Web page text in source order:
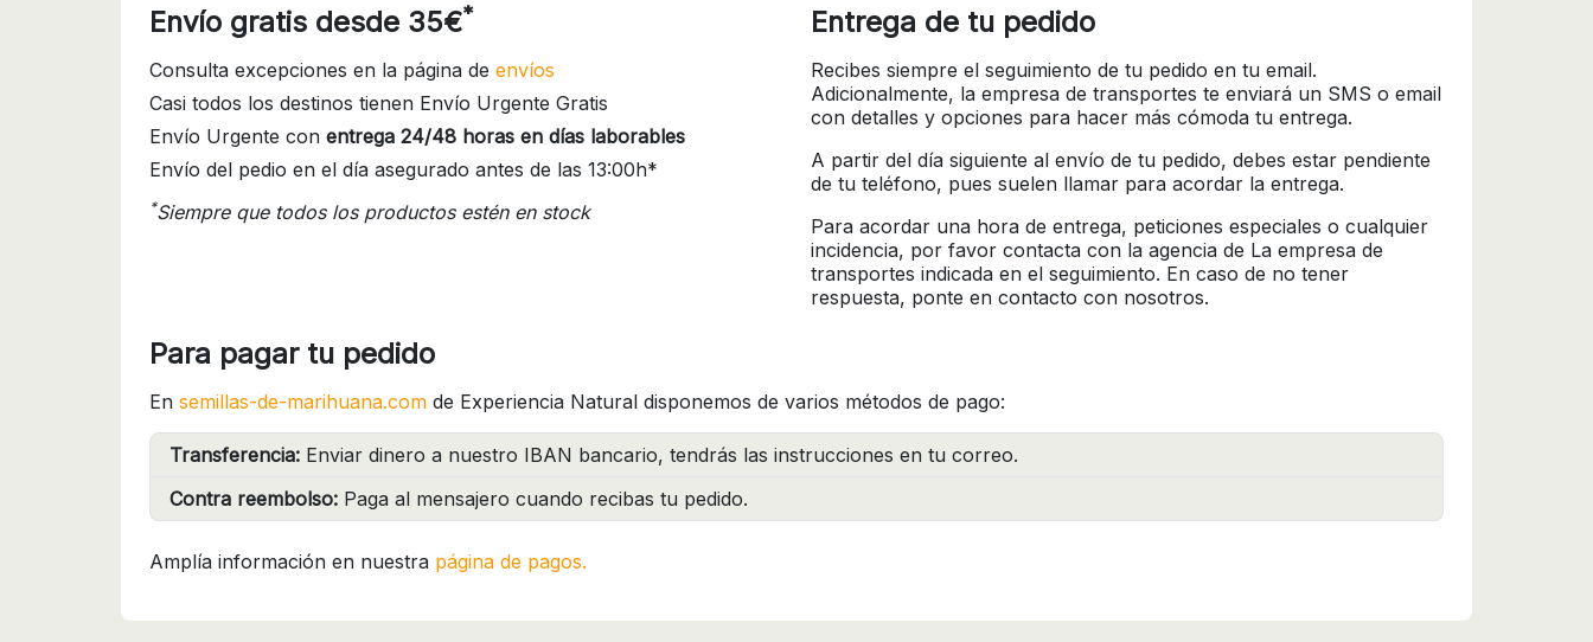
Envío gratis desde 35€*
Consulta excepciones en la página de envíos
Casi todos los destinos tienen Envío Urgente Gratis
Envío Urgente con entrega 24/48 horas en días laborables
Envío del pedio en el día asegurado antes de las 13:00h*
*Siempre que todos los productos estén en stock
Entrega de tu pedido
Recibes siempre el seguimiento de tu pedido en tu email.
Adicionalmente, la empresa de transportes te enviará un SMS o email
con detalles y opciones para hacer más cómoda tu entrega.
A partir del día siguiente al envío de tu pedido, debes estar pendiente
de tu teléfono, pues suelen llamar para acordar la entrega.
Para acordar una hora de entrega, peticiones especiales o cualquier
incidencia, por favor contacta con la agencia de La empresa de
transportes indicada en el seguimiento. En caso de no tener
respuesta, ponte en contacto con nosotros.
Para pagar tu pedido
En semillas-de-marihuana.com de Experiencia Natural disponemos de varios métodos de pago:
Transferencia: Enviar dinero a nuestro IBAN bancario, tendrás las instrucciones en tu correo.
Contra reembolso: Paga al mensajero cuando recibas tu pedido.
Amplía información en nuestra página de pagos.